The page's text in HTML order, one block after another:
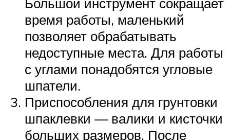
время работы, маленький
позволяет обрабатывать
недоступные места. Для работы
с углами понадобятся угловые
шпатели.
Приспособления для грунтовки
шпаклевки — валики и кисточки
больших размеров. После